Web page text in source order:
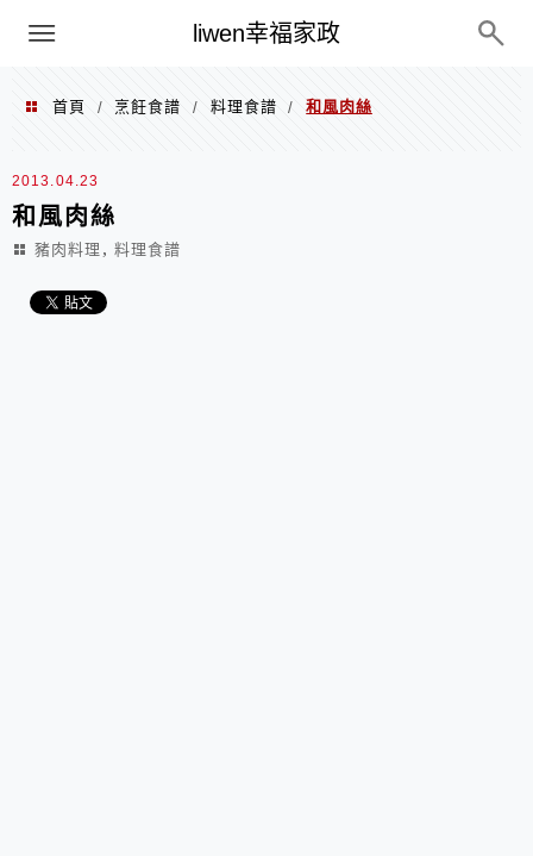
liwen幸福家政
menu
首頁 / 烹飪食譜 / 料理食譜 / 和風肉絲
2013.04.23
和風肉絲
豬肉料理 , 料理食譜